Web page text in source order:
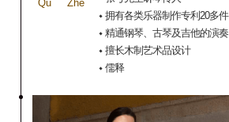
Qu Zhe
拥有各类乐器制作专利20多件
精通钢琴、古琴及吉他的演奏
擅长木制艺术品设计
儒释